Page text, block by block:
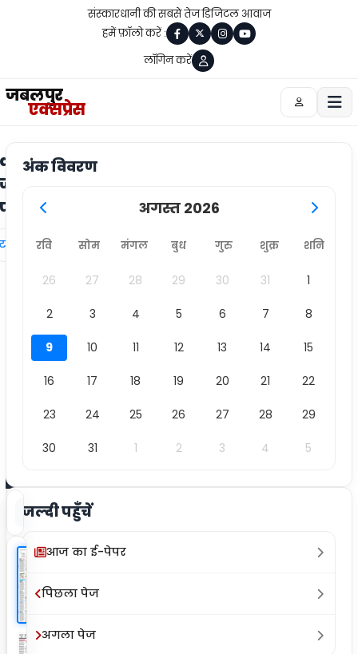
संस्कारधानी की सबसे तेज डिजिटल आवाज
हमें फ़ॉलो करें :
लॉगिन करें
जबलपुर
एक्सप्रेस
का
लिंक
क्लिप
अंक विवरण
अगस्त 2026
रवि सोम मंगल बुध गुरु शुक्र शनि
26 27 28 29 30 31 1
2 3 4 5 6 7 8
9 10 11 12 13 14 15
16 17 18 19 20 21 22
23 24 25 26 27 28 29
30 31 1 2 3 4 5
जल्दी पहुँचें
आज का ई-पेपर
पिछला पेज
अगला पेज